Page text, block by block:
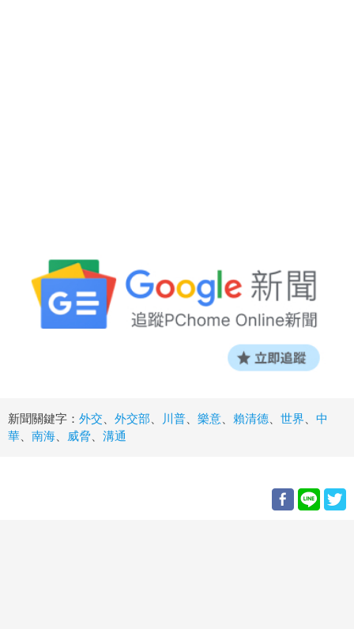
新聞關鍵字： 外交 外交部 川普 樂意 賴清德 世界
中
華
南海 威脅 溝通